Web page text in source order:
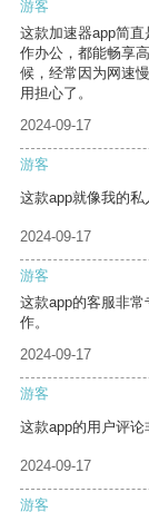
游客
这款加速器app简
作办公，都能畅享
候，经常因为网速
用担心了。
2024-09-17
游客
这款app就像我的私
2024-09-17
游客
这款app的客服非
作。
2024-09-17
游客
这款app的用户评论
2024-09-17
游客